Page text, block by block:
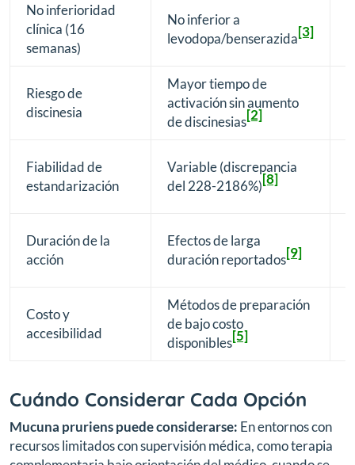
No inferioridad
clínica (16
semanas)
No inferior a
levodopa/benserazida[3]
Riesgo de
discinesia
Mayor tiempo de
activación sin aumento
de discinesias[2]
Fiabilidad de
estandarización
Variable (discrepancia
del 228-2186%)[8]
Duración de la
acción
Efectos de larga
duración reportados[9]
Costo y
accesibilidad
Métodos de preparación
de bajo costo
disponibles[5]
Cuándo Considerar Cada Opción
Mucuna pruriens puede considerarse: En entornos con
recursos limitados con supervisión médica, como terapia